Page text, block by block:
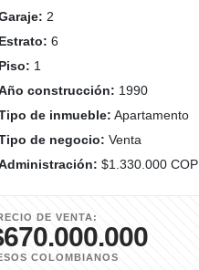
2
6
1
construcción: 1990
de inmueble: Apartamento
de negocio: Venta
$1.330.000 COP
DE VENTA:
COLOMBIANOS